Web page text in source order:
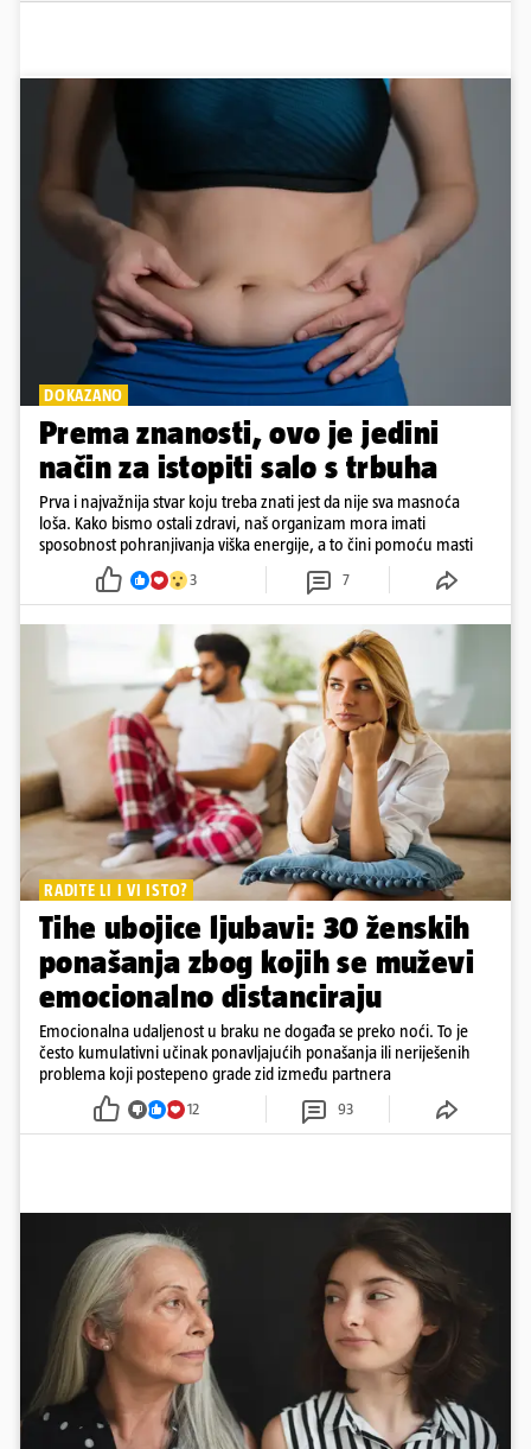
DOKAZANO
Prema znanosti, ovo je jedini
način za istopiti salo s trbuha
Prva i najvažnija stvar koju treba znati jest da nije sva masnoća
loša. Kako bismo ostali zdravi, naš organizam mora imati
sposobnost pohranjivanja viška energije, a to čini pomoću masti
3 7
RADITE LI I VI ISTO?
Tihe ubojice ljubavi: 30 ženskih
ponašanja zbog kojih se muževi
emocionalno distanciraju
Emocionalna udaljenost u braku ne događa se preko noći. To je
često kumulativni učinak ponavljajućih ponašanja ili neriješenih
problema koji postepeno grade zid između partnera
12 93